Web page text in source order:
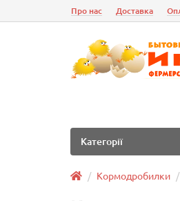
Про нас Доставка
Категорії
Кормодробилки